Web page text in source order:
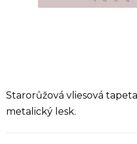
Starorůžová vliesová
metalický lesk.